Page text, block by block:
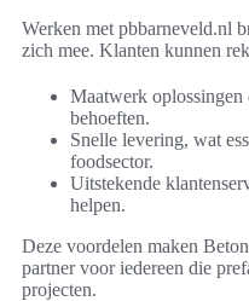
Werken met pbbarneveld.nl
zich mee. Klanten kunnen
Maatwerk
behoeften.
Snelle levering, wat
foodsector.
Uitstekende
helpen.
Deze voordelen maken
partner voor iedereen die
projecten.